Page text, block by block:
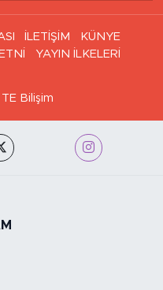
İLETİŞİM
KÜNYE
YAYIN İLKELERİ
TE Bilişim